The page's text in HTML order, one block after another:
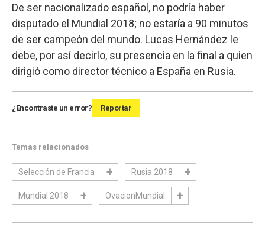
De ser nacionalizado español, no podría haber
disputado el Mundial 2018; no estaría a 90 minutos
de ser campeón del mundo. Lucas Hernández le
debe, por así decirlo, su presencia en la final a quien
dirigió como director técnico a España en Rusia.
¿Encontraste un error? Reportar
Temas relacionados
Selección de Francia Rusia 2018
Mundial 2018 OvacionMundial